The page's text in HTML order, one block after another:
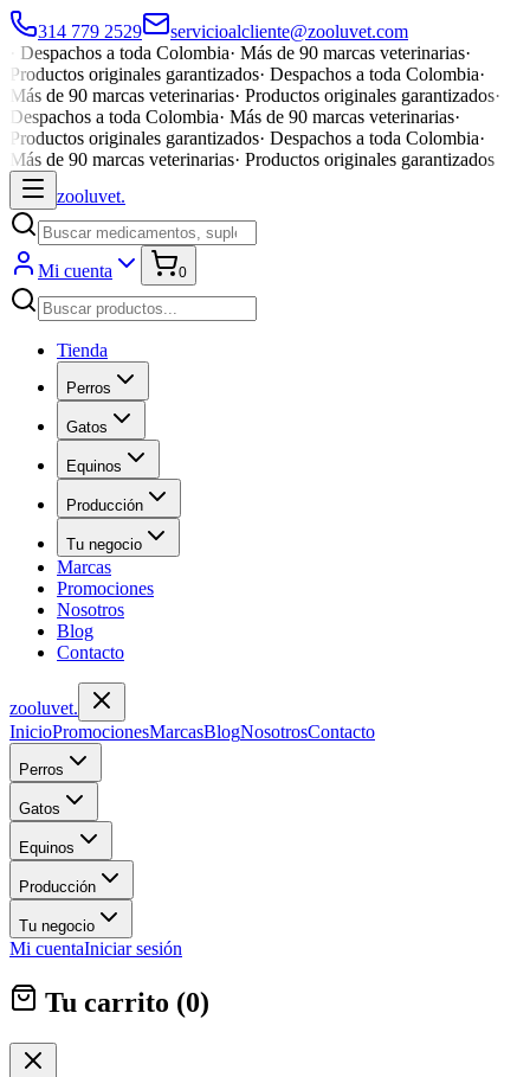
314 779 2529
servicioalcliente@zooluvet.com
Despachos a toda Colombia· Más de 90 marcas veterinarias·
Productos originales garantizados· Despachos a toda Colombia·
Más de 90 marcas veterinarias· Productos originales garantizados·
Despachos a toda Colombia· Más de 90 marcas veterinarias·
Productos originales garantizados· Despachos a toda Colombia·
Más de 90 marcas veterinarias· Productos originales garantizados
zooluvet.
Mi cuenta 0
Tienda
Perros
Gatos
Equinos
Producción
Tu negocio
Marcas
Promociones
Nosotros
Blog
Contacto
zooluvet.
InicioPromocionesMarcasBlogNosotrosContacto
Perros
Gatos
Equinos
Producción
Tu negocio
Mi cuentaIniciar sesión
Tu carrito (0)